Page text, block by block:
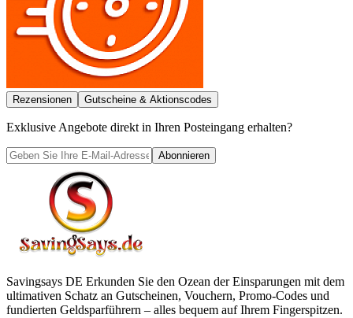
Rezensionen Gutscheine & Aktionscodes
Exklusive Angebote direkt in Ihren Posteingang erhalten?
Abonnieren
Savingsays DE Erkunden Sie den Ozean der Einsparungen mit dem
ultimativen Schatz an Gutscheinen, Vouchern, Promo-Codes und
fundierten Geldsparführern – alles bequem auf Ihrem Fingerspitzen.